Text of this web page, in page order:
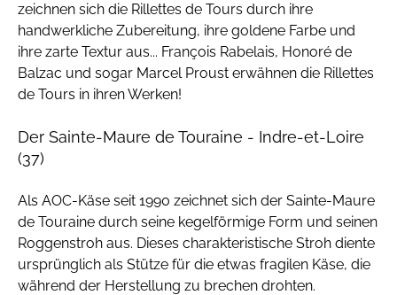
zeichnen sich die Rillettes de Tours durch ihre
handwerkliche Zubereitung, ihre goldene Farbe und
ihre zarte Textur aus... François Rabelais, Honoré de
Balzac und sogar Marcel Proust erwähnen die Rillettes
de Tours in ihren Werken!
Der Sainte-Maure de Touraine - Indre-et-Loire
(37)
Als AOC-Käse seit 1990 zeichnet sich der Sainte-Maure
de Touraine durch seine kegelförmige Form und seinen
Roggenstroh aus. Dieses charakteristische Stroh diente
ursprünglich als Stütze für die etwas fragilen Käse, die
während der Herstellung zu brechen drohten.